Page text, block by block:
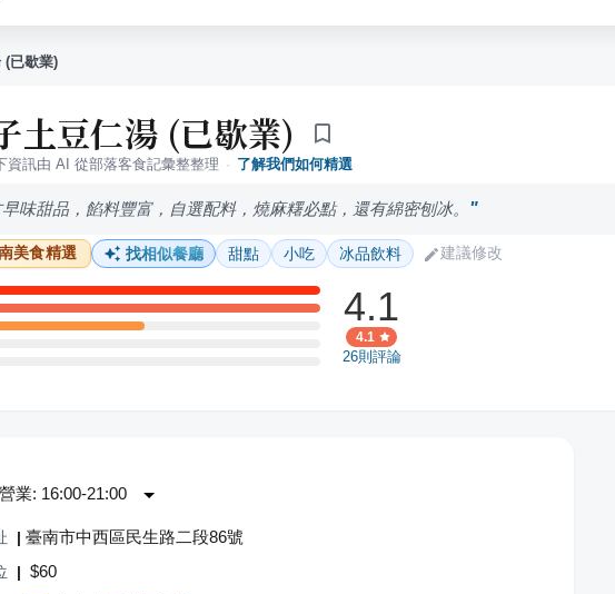
(已歇業)
土豆仁湯 (已歇業)
資訊由 AI 從部落客食記彙整整理 · 了解我們如何精選
早味甜品，餡料豐富，自選配料，燒麻糬必點，還有綿密刨冰。
美食精選 找相似餐廳 甜點 小吃 冰品飲料 建議修改
2 則評論
2 則評論
1 則評論
則評論
則評論
4.1
4.1
26則評論
業: 16:00-21:00
| 臺南市中西區民生路二段86號
| $60